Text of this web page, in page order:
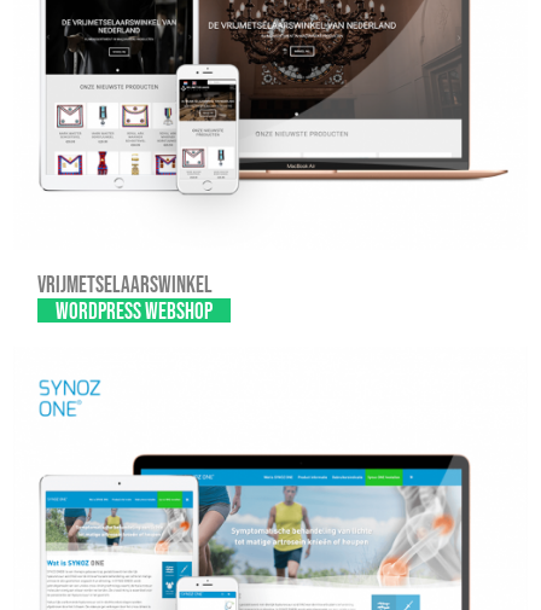
Vrijmetselaarswinkel
WordPress webshop